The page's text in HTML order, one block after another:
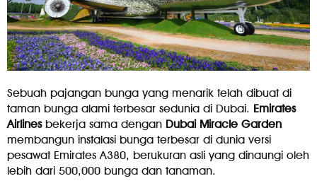
Sebuah pajangan bunga yang menarik telah dibuat di
taman bunga alami terbesar sedunia di Dubai. Emirates
Airlinesbekerja sama dengan Dubai Miracle Garden
membangun instalasi bunga terbesar di dunia versi
pesawat Emirates A380, berukuran asli yang dinaungi oleh
lebih dari 500,000 bunga dan tanaman.